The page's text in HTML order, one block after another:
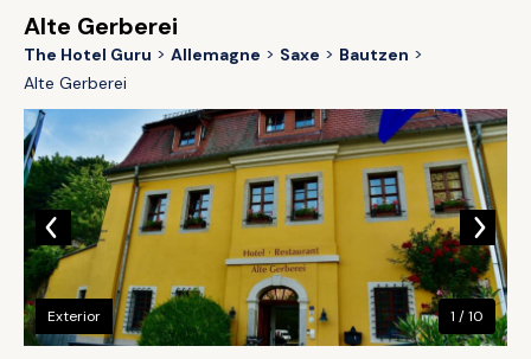
Alte Gerberei
The Hotel Guru Allemagne Saxe
Bautzen
Alte Gerberei
Exterior 1 / 10